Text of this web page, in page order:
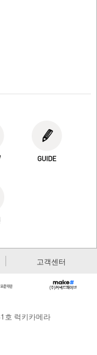
고객센터
호 럭키카메라